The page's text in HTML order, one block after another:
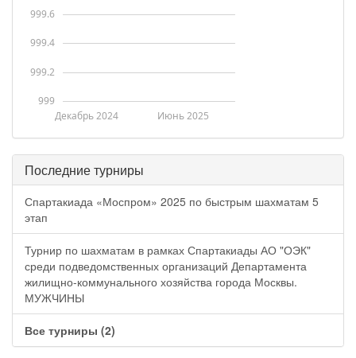
Декабрь 2024 Июнь 2025
999
999.2
999.4
999.6
Последние турниры
Спартакиада «Моспром» 2025 по быстрым шахматам 5
этап
Турнир по шахматам в рамках Спартакиады АО "ОЭК"
среди подведомственных организаций Департамента
жилищно-коммунального хозяйства города Москвы.
МУЖЧИНЫ
Все турниры (2)